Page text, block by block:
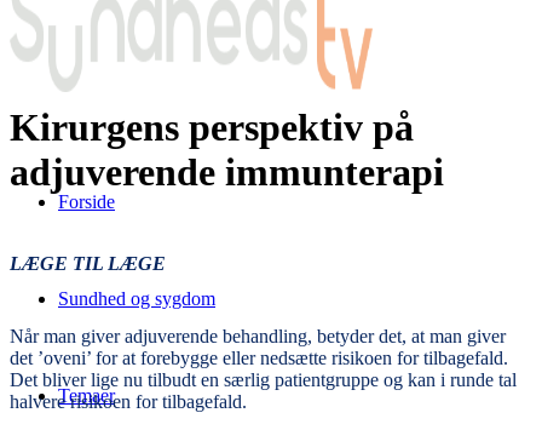
Forside
Sundhed og sygdom
Temaer
Kirurgens perspektiv på
adjuverende immunterapi
LÆGE TIL LÆGE
Når man giver adjuverende behandling, betyder det, at man giver
det ’oveni’ for at forebygge eller nedsætte risikoen for tilbagefald.
Det bliver lige nu tilbudt en særlig patientgruppe og kan i runde tal
halvere risikoen for tilbagefald.